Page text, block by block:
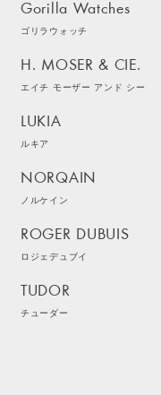
Gorilla Watches
ゴリラウォッチ
H. MOSER & CIE.
エイチ モーザー アンド シー
LUKIA
ルキア
NORQAIN
ノルケイン
ROGER DUBUIS
ロジェデュブイ
TUDOR
チューダー